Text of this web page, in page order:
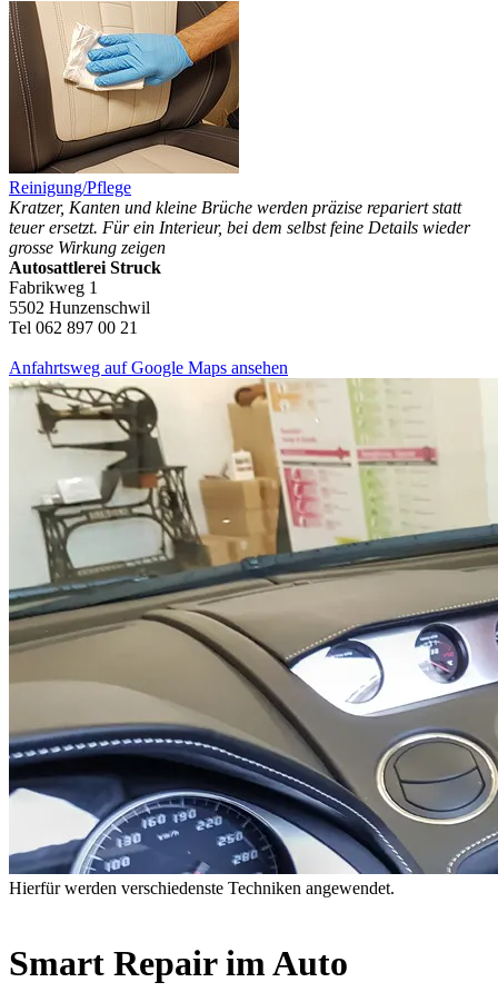
Reinigung/Pflege
Kratzer, Kanten und kleine Brüche werden präzise repariert statt
teuer ersetzt. Für ein Interieur, bei dem selbst feine Details wieder
grosse Wirkung zeigen
Autosattlerei Struck
Fabrikweg 1
5502 Hunzenschwil
Tel 062 897 00 21
Anfahrtsweg auf Google Maps ansehen
Hierfür werden verschiedenste Techniken angewendet.
Smart Repair im Auto